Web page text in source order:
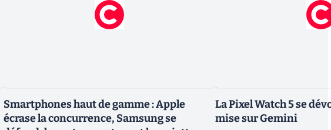
Smartphones haut de gamme : Apple
écrase la concurrence, Samsung se
La Pixel Watch 5 se
mise sur Gemini